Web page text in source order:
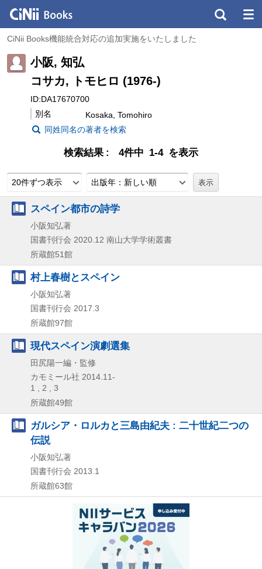
CiNii Books機能統合対応の追加実施をいたしました
小阪, 知弘
コサカ, トモヒロ (1976-)
ID:DA17670700
別名
Kosaka, Tomohiro
同姓同名の著者を検索
検索結果 4件中 1-4 を表示
20件ずつ表示 出版年：新しい順
スペイン都市の詩学
小阪知弘著
国書刊行会 2020.12 南山大学学術叢書
所蔵館51館
村上春樹とスペイン
小阪知弘著
国書刊行会 2017.3
所蔵館97館
現代スペイン演劇選集
田尻陽一編・監修
カモミール社 2014.11-
1 , 2 , 3
所蔵館49館
ガルシア・ロルカと三島由紀夫 : 二十世紀二つの
伝説
小阪知弘著
国書刊行会 2013.1
所蔵館63館